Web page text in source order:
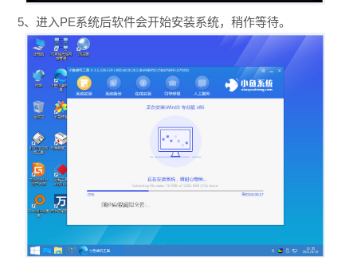
5、进入PE系统后软件会开始安装系统，稍作等待。